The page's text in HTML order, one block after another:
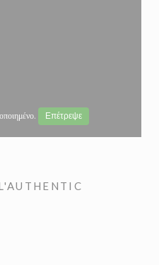
Επέτρεψε